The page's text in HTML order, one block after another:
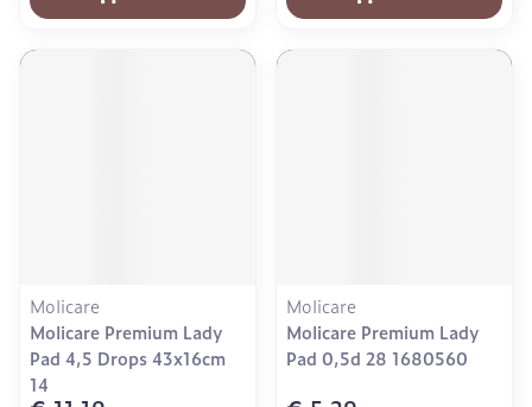
Molicare
Molicare Premium Lady
Pad 4,5 Drops 43x16cm
14
Molicare
Molicare Premium Lady
Pad 0,5d 28 1680560